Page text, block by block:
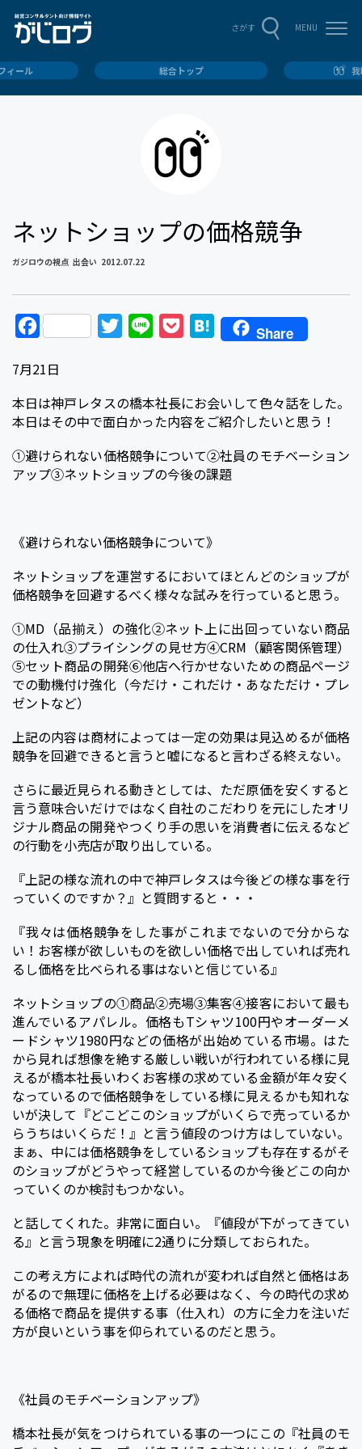
さがす MENU
ィール 総合トップ
ネットショップの価格競争
ガジロウの視点 出会い 2012.07.22
F
c
e
b
o
o
t
t
e
r
e
k
e
t
H
e
n
a
Share
7月21日
本日は神戸レタスの橋本社長にお会いして色々話をした。
本日はその中で面白かった内容をご紹介したいと思う！
①避けられない価格競争について②社員のモチベーション
アップ③ネットショップの今後の課題
《避けられない価格競争について》
ネットショップを運営するにおいてほとんどのショップが
価格競争を回避するべく様々な試みを行っていると思う。
①MD（品揃え）の強化②ネット上に出回っていない商品
の仕入れ③プライシングの見せ方④CRM（顧客関係管理）
⑤セット商品の開発⑥他店へ行かせないための商品ページ
での動機付け強化（今だけ・これだけ・あなただけ・プレ
ゼントなど）
上記の内容は商材によっては一定の効果は見込めるが価格
競争を回避できると言うと嘘になると言わざる終えない。
さらに最近見られる動きとしては、ただ原価を安くすると
言う意味合いだけではなく自社のこだわりを元にしたオリ
ジナル商品の開発やつくり手の思いを消費者に伝えるなど
の行動を小売店が取り出している。
『上記の様な流れの中で神戸レタスは今後どの様な事を行
っていくのですか？』と質問すると・・・
『我々は価格競争をした事がこれまでないので分からな
い！お客様が欲しいものを欲しい価格で出していれば売れ
るし価格を比べられる事はないと信じている』
ネットショップの①商品②売場③集客④接客において最も
進んでいるアパレル。価格もTシャツ100円やオーダーメ
ードシャツ1980円などの価格が出始めている市場。はた
から見れば想像を絶する厳しい戦いが行われている様に見
えるが橋本社長いわくお客様の求めている金額が年々安く
なっているので価格競争をしている様に見えるかも知れな
いが決して『どこどこのショップがいくらで売っているか
らうちはいくらだ！』と言う値段のつけ方はしていない。
まぁ、中には価格競争をしているショップも存在するがそ
のショップがどうやって経営しているのか今後どこの向か
っていくのか検討もつかない。
と話してくれた。非常に面白い。『値段が下がってきてい
る』と言う現象を明確に2通りに分類しておられた。
この考え方によれば時代の流れが変われば自然と価格はあ
がるので無理に価格を上げる必要はなく、今の時代の求め
る価格で商品を提供する事（仕入れ）の方に全力を注いだ
方が良いという事を仰られているのだと思う。
《社員のモチベーションアップ》
橋本社長が気をつけられている事の一つにこの『社員のモ